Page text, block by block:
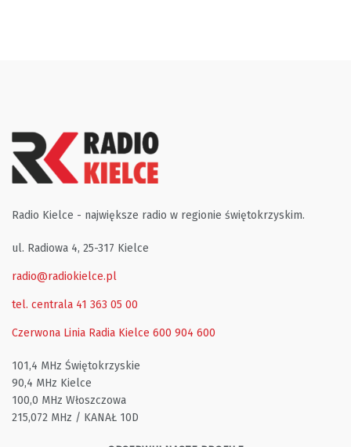
Radio Kielce - największe radio w regionie świętokrzyskim.
ul. Radiowa 4, 25-317 Kielce
radio@radiokielce.pl
tel. centrala 41 363 05 00
Czerwona Linia Radia Kielce 600 904 600
101,4 MHz Świętokrzyskie
90,4 MHz Kielce
100,0 MHz Włoszczowa
215,072 MHz / KANAŁ 10D